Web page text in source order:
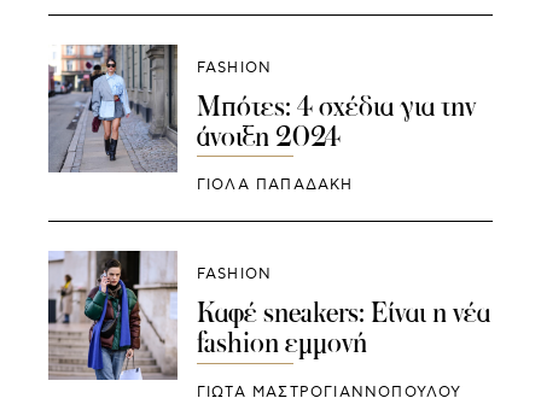
FASHION
Μπότες: 4 σχέδια για την
άνοιξη 2024
ΓΙΌΛΑ ΠΑΠΑΔΆΚΗ
FASHION
Καφέ sneakers: Είναι η νέα
fashion εμμονή
ΓΙΩΤΑ ΜΑΣΤΡΟΓΙΑΝΝΟΠΟΥΛΟΥ